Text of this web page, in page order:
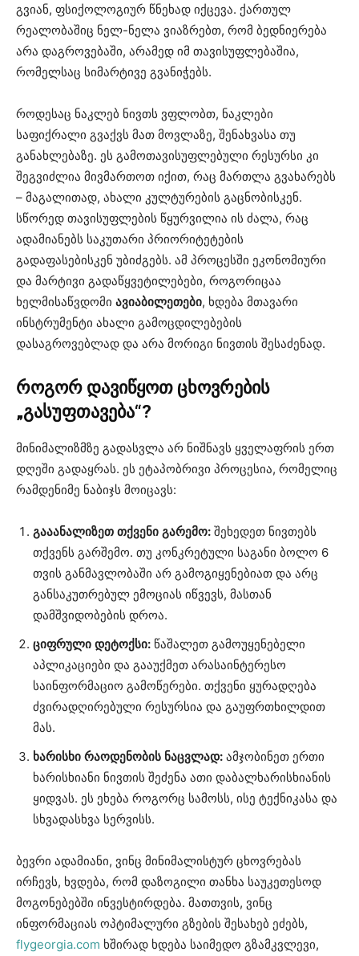
გვიან, ფსიქოლოგიურ წნეხად იქცევა. ქართულ
რეალობაშიც ნელ-ნელა ვიაზრებთ, რომ ბედნიერება
არა დაგროვებაში, არამედ იმ თავისუფლებაშია,
რომელსაც სიმარტივე გვანიჭებს.
როდესაც ნაკლებ ნივთს ვფლობთ, ნაკლები
საფიქრალი გვაქვს მათ მოვლაზე, შენახვასა თუ
განახლებაზე. ეს გამოთავისუფლებული რესურსი კი
შეგვიძლია მივმართოთ იქით, რაც მართლა გვახარებს
– მაგალითად, ახალი კულტურების გაცნობისკენ.
სწორედ თავისუფლების წყურვილია ის ძალა, რაც
ადამიანებს საკუთარი პრიორიტეტების
გადაფასებისკენ უბიძგებს. ამ პროცესში ეკონომიური
და მარტივი გადაწყვეტილებები, როგორიცაა
ხელმისაწვდომი ავიაბილეთები, ხდება მთავარი
ინსტრუმენტი ახალი გამოცდილებების
დასაგროვებლად და არა მორიგი ნივთის შესაძენად.
როგორ დავიწყოთ ცხოვრების
„გასუფთავება“?
მინიმალიზმზე გადასვლა არ ნიშნავს ყველაფრის ერთ
დღეში გადაყრას. ეს ეტაპობრივი პროცესია, რომელიც
რამდენიმე ნაბიჯს მოიცავს:
გააანალიზეთ თქვენი გარემო: შეხედეთ ნივთებს
თქვენს გარშემო. თუ კონკრეტული საგანი ბოლო 6
თვის განმავლობაში არ გამოგიყენებიათ და არც
განსაკუთრებულ ემოციას იწვევს, მასთან
დამშვიდობების დროა.
ციფრული დეტოქსი: წაშალეთ გამოუყენებელი
აპლიკაციები და გააუქმეთ არასაინტერესო
საინფორმაციო გამოწერები. თქვენი ყურადღება
ძვირადღირებული რესურსია და გაუფრთხილდით
მას.
ხარისხი რაოდენობის ნაცვლად: ამჯობინეთ ერთი
ხარისხიანი ნივთის შეძენა ათი დაბალხარისხიანის
ყიდვას. ეს ეხება როგორც სამოსს, ისე ტექნიკასა და
სხვადასხვა სერვისს.
ბევრი ადამიანი, ვინც მინიმალისტურ ცხოვრებას
ირჩევს, ხვდება, რომ დაზოგილი თანხა საუკეთესოდ
მოგონებებში ინვესტირდება. მათთვის, ვინც
ინფორმაციას ოპტიმალური გზების შესახებ ეძებს,
flygeorgia.com ხშირად ხდება საიმედო გზამკვლევი,